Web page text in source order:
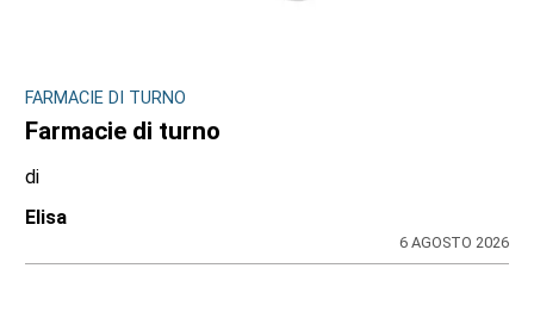
FARMACIE DI TURNO
Farmacie di turno
di
Elisa
6 AGOSTO 2026